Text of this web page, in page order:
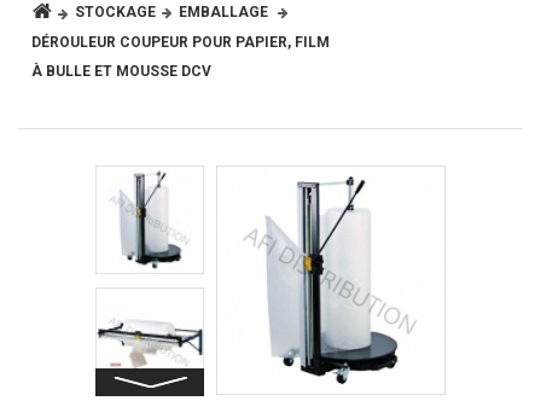
STOCKAGE
EMBALLAGE
DÉROULEUR COUPEUR POUR PAPIER, FILM
À BULLE ET MOUSSE DCV